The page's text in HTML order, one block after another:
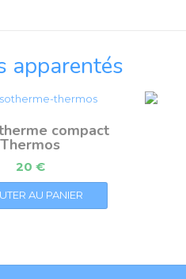
apparentés
compact
Thermos
20 €
AU PANIER